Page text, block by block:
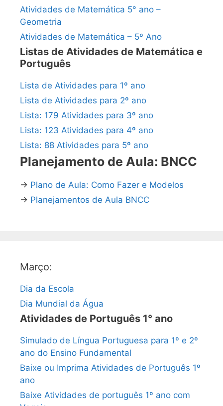
Atividades de Matemática 5° ano –
Geometria
Atividades de Matemática – 5º Ano
Listas de Atividades de Matemática e
Português
Lista de Atividades para 1º ano
Lista de Atividades para 2º ano
Lista: 179 Atividades para 3º ano
Lista: 123 Atividades para 4º ano
Lista: 88 Atividades para 5º ano
Planejamento de Aula: BNCC
→ Plano de Aula: Como Fazer e Modelos
→ Planejamentos de Aula BNCC
Março:
Dia da Escola
Dia Mundial da Água
Atividades de Português 1° ano
Simulado de Língua Portuguesa para 1º e 2º
ano do Ensino Fundamental
Baixe ou Imprima Atividades de Português 1º
ano
Baixe Atividades de português 1º ano com